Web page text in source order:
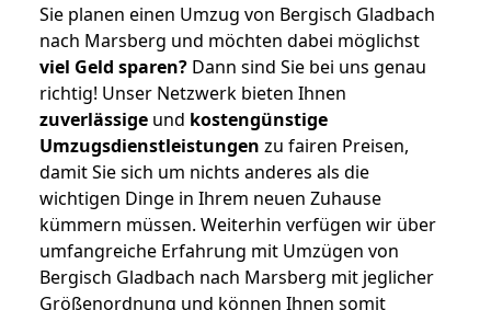
Sie planen einen Umzug von Bergisch Gladbach
nach Marsberg und möchten dabei möglichst
viel Geld sparen? Dann sind Sie bei uns genau
richtig! Unser Netzwerk bieten Ihnen
zuverlässige und kostengünstige
Umzugsdienstleistungen zu fairen Preisen,
damit Sie sich um nichts anderes als die
wichtigen Dinge in Ihrem neuen Zuhause
kümmern müssen. Weiterhin verfügen wir über
umfangreiche Erfahrung mit Umzügen von
Bergisch Gladbach nach Marsberg mit jeglicher
Größenordnung und können Ihnen somit